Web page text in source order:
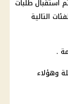
استقبال طلبات
التالية
.
وهؤلاء